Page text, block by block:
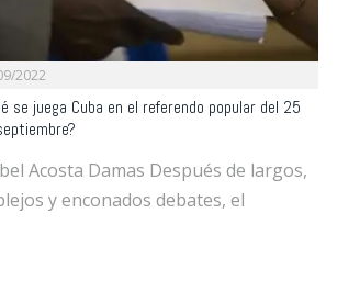
2022
se juega Cuba en el referendo popular del 25
Acosta Damas Después de largos,
y enconados debates, el